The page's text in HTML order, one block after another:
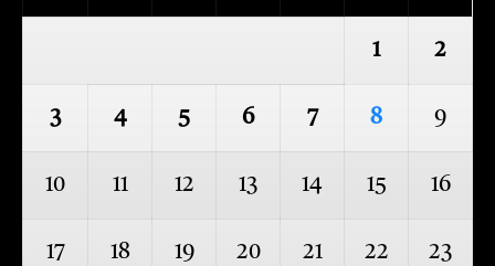
1 2
3 4 5 6 7 8 9
10 11 12 13 14 15 16
17 18 19 20 21 22 23